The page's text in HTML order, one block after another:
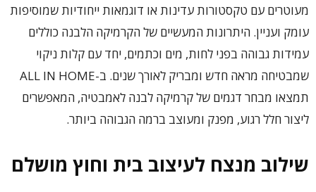
מעוטרים עם טקסטורות עדינות או דוגמאות ייחודיות שמוסיפות
עומק ועניין. היתרונות המעשיים של הקרמיקה הלבנה כוללים
עמידות גבוהה בפני לחות, מים וכתמים, יחד עם קלות ניקוי
שמבטיחה מראה חדש ומבריק לאורך שנים. ב-ALL IN HOME
תמצאו מבחר דגמים של קרמיקה לבנה לאמבטיה, המאפשרים
ליצור חלל רגוע, מפנק ומעוצב ברמה הגבוהה ביותר.
שילוב מנצח לעיצוב בית וחוץ מושלם